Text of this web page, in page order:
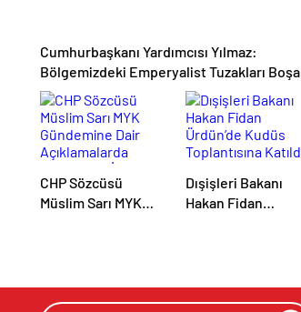
Cumhurbaşkanı Yardımcısı Yılmaz:
Bölgemizdeki Emperyalist Tuzakları Boşa
Çıkarmaya Devam Edeceğiz
CHP Sözcüsü
Müslim Sarı MYK
Yapıldı
Dışişleri Bakanı
Hakan Fidan